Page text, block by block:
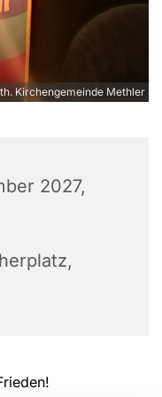
Kirchengemeinde Methler
2027,